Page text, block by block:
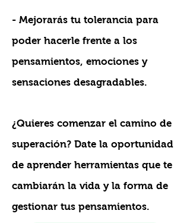
- Mejorarás tu tolerancia para
poder hacerle frente a los
pensamientos, emociones y
sensaciones desagradables.
¿Quieres comenzar el camino de
superación? Date la oportunidad
de aprender herramientas que te
cambiarán la vida y la forma de
gestionar tus pensamientos.